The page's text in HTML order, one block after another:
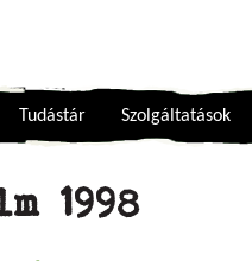
Tudástár Szolgáltatások
1998